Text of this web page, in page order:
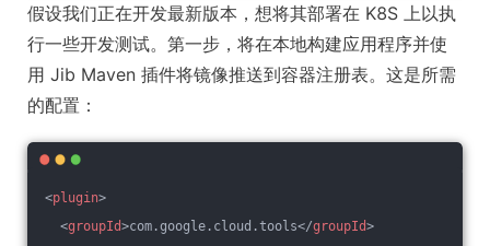
假设我们正在开发最新版本，想将其部署在 K8S 上以执
行一些开发测试。第一步，将在本地构建应用程序并使
用 Jib Maven 插件将镜像推送到容器注册表。这是所需
的配置：
<plugin>
<groupId>com.google.cloud.tools</groupId>